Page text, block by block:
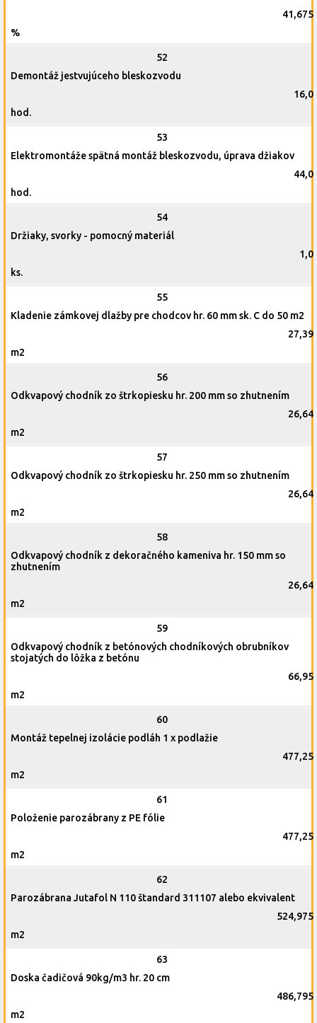
41,675
%
52
Demontáž jestvujúceho bleskozvodu
16,0
hod.
53
Elektromontáže spätná montáž bleskozvodu, úprava džiakov
44,0
hod.
54
Držiaky, svorky - pomocný materiál
1,0
ks.
55
Kladenie zámkovej dlažby pre chodcov hr. 60 mm sk. C do 50 m2
27,39
m2
56
Odkvapový chodník zo štrkopiesku hr. 200 mm so zhutnením
26,64
m2
57
Odkvapový chodník zo štrkopiesku hr. 250 mm so zhutnením
26,64
m2
58
Odkvapový chodník z dekoračného kameniva hr. 150 mm so
zhutnením
26,64
m2
59
Odkvapový chodník z betónových chodníkových obrubníkov
stojatých do lôžka z betónu
66,95
m2
60
Montáž tepelnej izolácie podláh 1 x podlažie
477,25
m2
61
Položenie parozábrany z PE fólie
477,25
m2
62
Parozábrana Jutafol N 110 štandard 311107 alebo ekvivalent
524,975
m2
63
Doska čadičová 90kg/m3 hr. 20 cm
486,795
m2